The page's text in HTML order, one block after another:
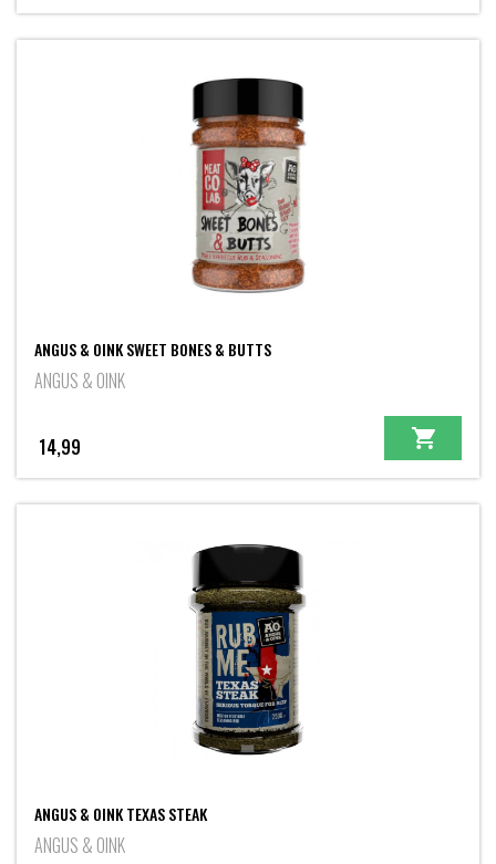
ANGUS & OINK SWEET BONES & BUTTS
ANGUS & OINK
14,99
ANGUS & OINK TEXAS STEAK
ANGUS & OINK